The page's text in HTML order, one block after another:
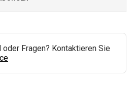
Fragen? Kontaktieren Sie